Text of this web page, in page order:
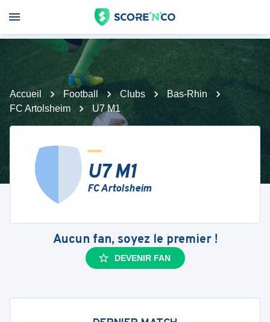
Accueil Football Clubs
Bas-Rhin
FC Artolsheim
U7 M1
U7 M1
FC Artolsheim
Aucun fan, soyez le premier !
DEVENIR FAN